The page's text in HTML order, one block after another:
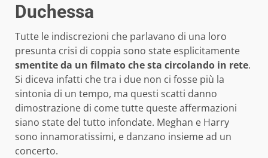
Duchessa
Tutte le indiscrezioni che parlavano di una loro
presunta crisi di coppia sono state esplicitamente
smentite da un filmato che sta circolando in rete.
Si diceva infatti che tra i due non ci fosse più la
sintonia di un tempo, ma questi scatti danno
dimostrazione di come tutte queste affermazioni
siano state del tutto infondate. Meghan e Harry
sono innamoratissimi, e danzano insieme ad un
concerto.